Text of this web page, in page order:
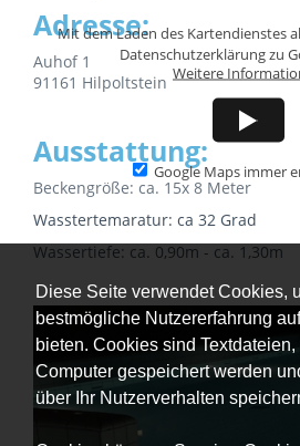
Diese Seite verwendet Cookies,
bestmögliche Nutzererfahrung
bieten. Cookies sind
Computer gespeichert werden
über Ihr Nutzerverhalten
Adresse:
Auhof 1
91161 Hilpoltstein
Mit dem Laden des Kartendienstes
Datenschutzerklärung zu
Weitere
Google Maps immer
Ausstattung:
Beckengröße: ca. 15x 8 Meter
Wasstertemaratur: ca 32 Grad
Wassertiefe: ca. 0,90m - ca. 1,30m